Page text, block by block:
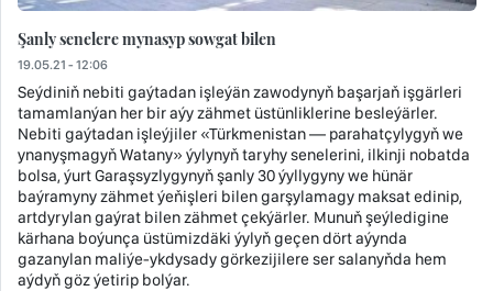
Şanly senelere mynasyp sowgat bilen
19.05.21 - 12:06
Seýdiniň nebiti gaýtadan işleýän zawodynyň başarjaň işgärleri
tamamlanýan her bir aýy zähmet üstünliklerine besleýärler.
Nebiti gaýtadan işleýjiler «Türkmenistan — parahatçylygyň we
ynanyşmagyň Watany» ýylynyň taryhy senelerini, ilkinji nobatda
bolsa, ýurt Garaşsyzlygynyň şanly 30 ýyllygyny we hünär
baýramyny zähmet ýeňişleri bilen garşylamagy maksat edinip,
artdyrylan gaýrat bilen zähmet çekýärler. Munuň şeýledigine
kärhana boýunça üstümizdäki ýylyň geçen dört aýynda
gazanylan maliýe-ykdysady görkezijilere ser salanyňda hem
aýdyň göz ýetirip bolýar.